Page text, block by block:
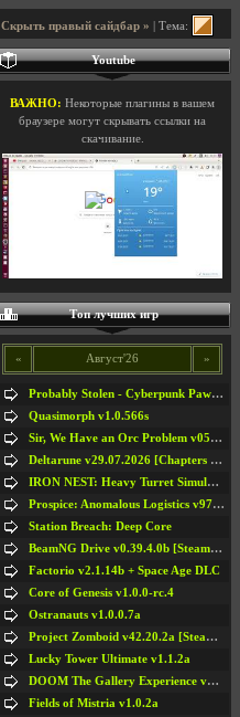
Скрыть правый сайдбар » | Тема:
Youtube
ВАЖНО: Некоторые плагины в вашем
браузере могут скрывать ссылки на
скачивание.
Топ лучших игр
« Август'26 »
Probably Stolen - Cyberpunk Pawnshop Simulator v048c [Playtest]
Quasimorph v1.0.566s
Sir, We Have an Orc Problem v05.08.2026
Deltarune v29.07.2026 [Chapters 1-5] / + RUS [Chapters 1-5]
IRON NEST: Heavy Turret Simulator v1.0a
Prospice: Anomalous Logistics v97 [Playtest]
Station Breach: Deep Core
BeamNG Drive v0.39.4.0b [Steam Early Access]
Factorio v2.1.14b + Space Age DLC
Core of Genesis v1.0.0-rc.4
Ostranauts v1.0.0.7a
Project Zomboid v42.20.2a [Steam Early Access]
Lucky Tower Ultimate v1.1.2a
DOOM The Gallery Experience v1.4.2
Fields of Mistria v1.0.2a